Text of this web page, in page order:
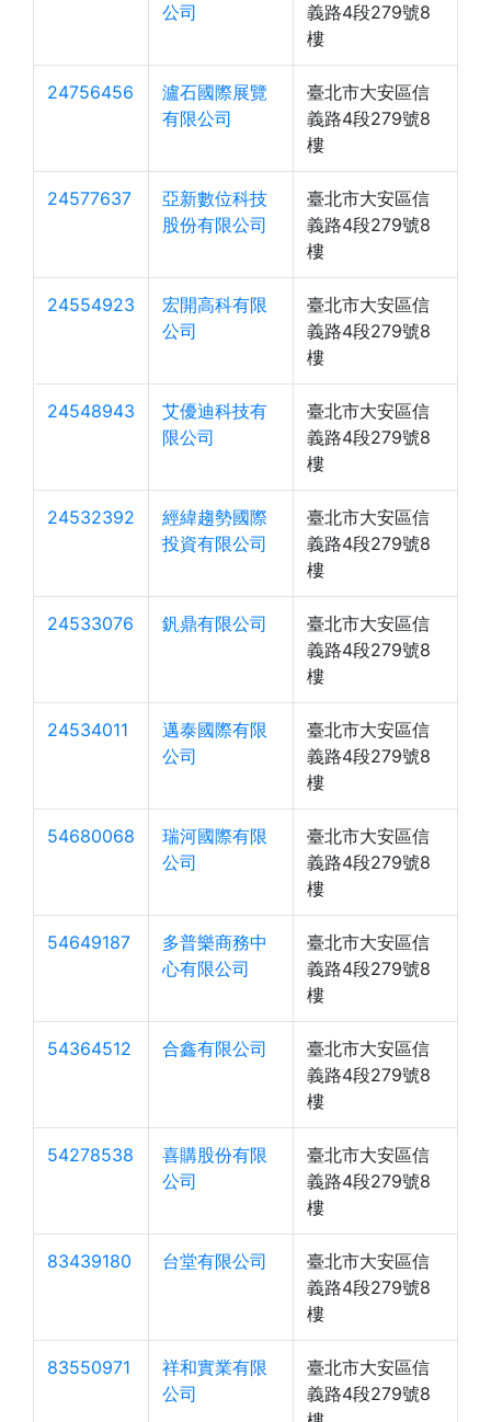
公司
義路4段279號8
樓
24756456
瀘石國際展覽
有限公司
臺北市大安區信
義路4段279號8
樓
24577637
亞新數位科技
股份有限公司
臺北市大安區信
義路4段279號8
樓
24554923
宏開高科有限
公司
臺北市大安區信
義路4段279號8
樓
24548943
艾優迪科技有
限公司
臺北市大安區信
義路4段279號8
樓
24532392
經緯趨勢國際
投資有限公司
臺北市大安區信
義路4段279號8
樓
24533076 釩鼎有限公司
臺北市大安區信
義路4段279號8
樓
24534011
邁泰國際有限
公司
臺北市大安區信
義路4段279號8
樓
54680068
瑞河國際有限
公司
臺北市大安區信
義路4段279號8
樓
54649187
多普樂商務中
心有限公司
臺北市大安區信
義路4段279號8
樓
54364512 合鑫有限公司
臺北市大安區信
義路4段279號8
樓
54278538
喜購股份有限
公司
臺北市大安區信
義路4段279號8
樓
83439180 台堂有限公司
臺北市大安區信
義路4段279號8
樓
83550971
祥和實業有限
公司
臺北市大安區信
義路4段279號8